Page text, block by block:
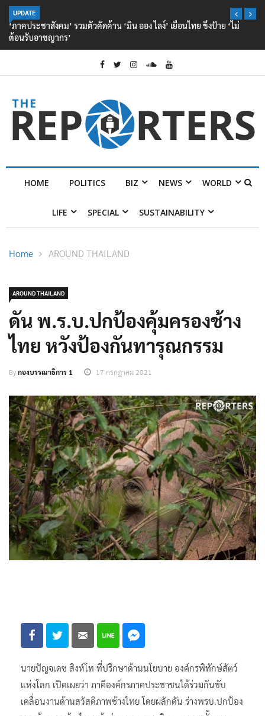
UPDATE
‘ภาคประชาสังคม’ รวมตัวคัดค้าน ‘มิน ออง ไลง์’ เยือนไทย ขึงป้าย ‘ไม่
ต้อนรับอาชญากร’
HOME POLITICS BIZ NEWS WORLD
LIFE SPECIAL SUSTAINABILITY
Home AROUND THAILAND
AROUND THAILAND
ดัน พ.ร.บ.ปกป้องคุ้มครองช้าง
ไทย หวังป้องกันทารุณกรรม
Byกองบรรณาธิการ 1 17 กรกฎาคม 2021
นายปัญจเดช สิงห์โท ที่ปรึกษาด้านนโยบาย องค์กรพิทักษ์สัตว์
แห่งโลก เปิดเผยว่า ภาคีองค์กรภาคประชาชนได้ร่วมกันขับ
เคลื่อนงานด้านสวัสดิภาพช้างไทย โดยผลักดัน ร่างพรบ.ปกป้อง